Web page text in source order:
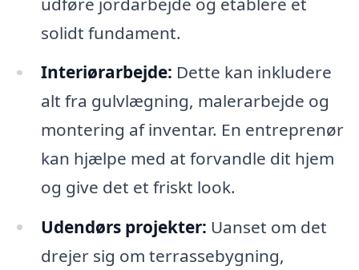
solidt fundament.
Interiørarbejde: Dette kan inkludere
alt fra gulvlægning, malerarbejde og
montering af inventar. En entreprenør
kan hjælpe med at forvandle dit hjem
og give det et friskt look.
Udendørs projekter: Uanset om det
drejer sig om terrassebygning,